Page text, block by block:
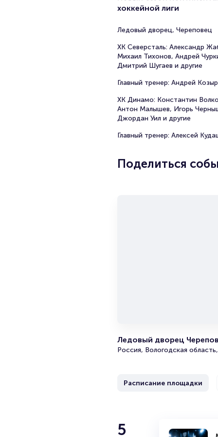
хоккейной лиги
Ледовый дворец, Череповец
ХК Северсталь: Александр
Михаил Тихонов, Андрей
Дмитрий Шугаев и другие
Главный тренер: Андрей
ХК Динамо: Константин
Антон Малышев, Игорь
Джордан Уил и другие
Главный тренер: Алексей
Поделиться
Ледовый дворец
Россия, Вологодская
Расписание площадки
5
Матч
5